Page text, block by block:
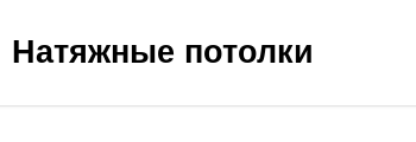
Натяжные потолки